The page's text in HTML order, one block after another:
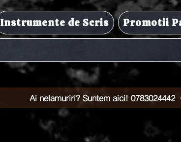
Instrumente de Scris Promotii
Ai nelamuriri? Suntem aici! 0783024442